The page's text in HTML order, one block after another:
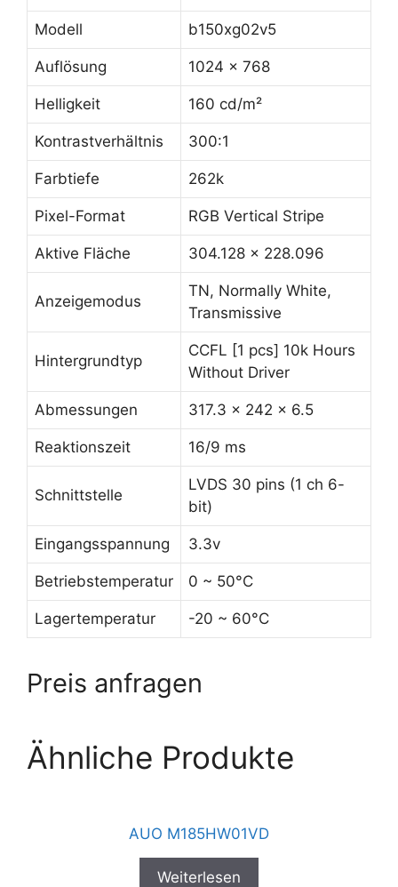
Modell b150xg02v5
Auflösung 1024 x 768
Helligkeit 160 cd/m²
Kontrastverhältnis 300:1
Farbtiefe 262k
Pixel-Format RGB Vertical Stripe
Aktive Fläche 304.128 x 228.096
Anzeigemodus
TN, Normally White,
Transmissive
Hintergrundtyp
CCFL [1 pcs] 10k Hours
Without Driver
Abmessungen 317.3 x 242 x 6.5
Reaktionszeit 16/9 ms
Schnittstelle
LVDS 30 pins (1 ch 6-
bit)
Eingangsspannung 3.3v
Betriebstemperatur 0 ~ 50°C
Lagertemperatur -20 ~ 60°C
Preis anfragen
Ähnliche Produkte
AUO M185HW01VD
Weiterlesen